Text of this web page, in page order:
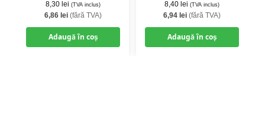
8,30 lei (TVA inclus)
6,86 lei (fără TVA)
Adaugă în coș
8,40 lei (TVA inclus)
6,94 lei (fără TVA)
Adaugă în coș